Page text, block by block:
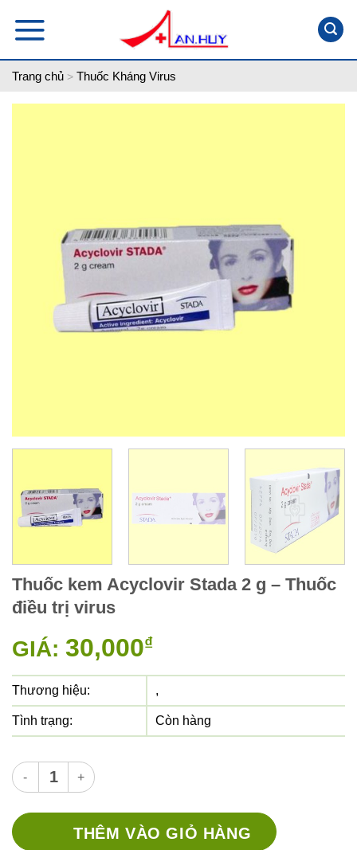
Trang chủ > Thuốc Kháng Virus
Thuốc kem Acyclovir Stada 2 g – Thuốc
điều trị virus
GIÁ: 30,000₫
Thương hiệu: ,
Tình trạng: Còn hàng
Thuốc kem Acyclovir Stada 2 g - Thuốc điều trị virus số lượng
THÊM VÀO GIỎ HÀNG